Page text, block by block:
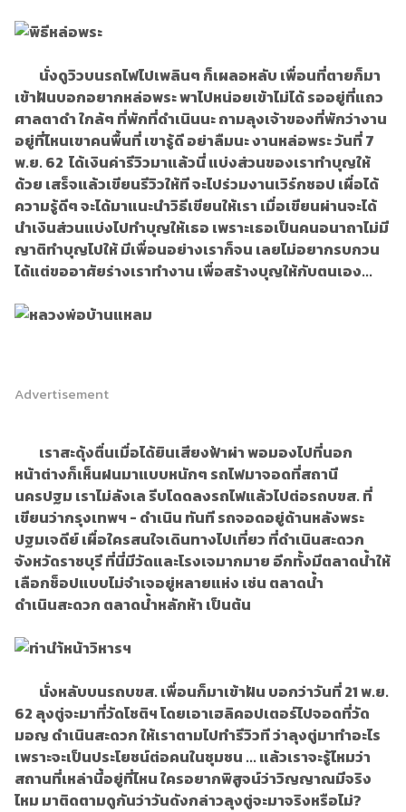
นั่งดูวิวบนรถไฟไปเพลินๆ ก็เผลอหลับ เพื่อนที่ตายก็มา
เข้าฝันบอกอยากหล่อพระ พาไปหน่อยเข้าไม่ได้ รออยู่ที่แถว
ศาลตาดำ ใกล้ๆ ที่พักที่ดำเนินนะ ถามลุงเจ้าของที่พักว่างาน
อยู่ที่ไหนเขาคนพื้นที่ เขารู้ดี อย่าลืมนะ งานหล่อพระ วันที่ 7
พ.ย. 62 ได้เงินค่ารีวิวมาแล้วนี่ แบ่งส่วนของเราทำบุญให้
ด้วย เสร็จแล้วเขียนรีวิวให้ที จะไปร่วมงานเวิร์กชอป เผื่อได้
ความรู้ดีๆ จะได้มาแนะนำวิธีเขียนให้เรา เมื่อเขียนผ่านจะได้
นำเงินส่วนแบ่งไปทำบุญให้เธอ เพราะเธอเป็นคนอนาถาไม่มี
ญาติทำบุญไปให้ มีเพื่อนอย่างเราก็จน เลยไม่อยากรบกวน
ได้แต่ขออาศัยร่างเราทำงาน เพื่อสร้างบุญให้กับตนเอง...
Advertisement
เราสะดุ้งตื่นเมื่อได้ยินเสียงฟ้าผ่า พอมองไปที่นอก
หน้าต่างก็เห็นฝนมาแบบหนักๆ รถไฟมาจอดที่สถานี
นครปฐม เราไม่ลังเล รีบโดดลงรถไฟแล้วไปต่อรถบขส. ที่
เขียนว่ากรุงเทพฯ - ดำเนิน ทันที รถจอดอยู่ด้านหลังพระ
ปฐมเจดีย์ เผื่อใครสนใจเดินทางไปเที่ยว ที่ดำเนินสะดวก
จังหวัดราชบุรี ที่นี่มีวัดและโรงเจมากมาย อีกทั้งมีตลาดน้ำให้
เลือกช็อปแบบไม่จำเจอยู่หลายแห่ง เช่น ตลาดน้ำ
ดำเนินสะดวก ตลาดน้ำหลักห้า เป็นต้น
นั่งหลับบนรถบขส. เพื่อนก็มาเข้าฝัน บอกว่าวันที่ 21 พ.ย.
62 ลุงตู่จะมาที่วัดโชติฯ โดยเอาเฮลิคอปเตอร์ไปจอดที่วัด
มอญ ดำเนินสะดวก ให้เราตามไปทำรีวิวที ว่าลุงตู่มาทำอะไร
เพราะจะเป็นประโยชน์ต่อคนในชุมชน ... แล้วเราจะรู้ไหมว่า
สถานที่เหล่านี้อยู่ที่ไหน ใครอยากพิสูจน์ว่าวิญญาณมีจริง
ไหม มาติดตามดูกันว่าวันดังกล่าวลุงตู่จะมาจริงหรือไม่?